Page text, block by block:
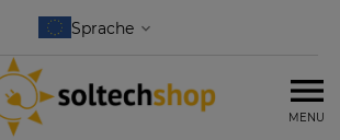
MENU